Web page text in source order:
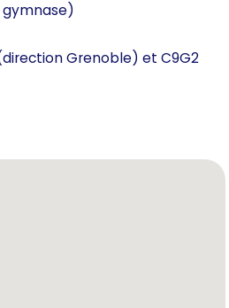
gymnase)
Grenoble) et C9G2